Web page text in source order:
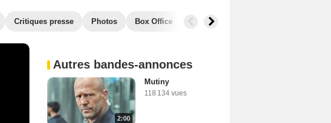
Critiques presse Photos Box Office Récompenses
Autres bandes-annonces
2:00
Mutiny
118 134 vues